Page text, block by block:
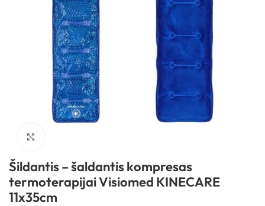
Šildantis – šaldantis kompresas
termoterapijai Visiomed KINECARE
11x35cm